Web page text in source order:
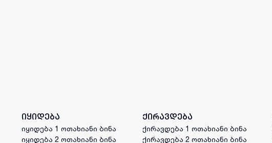
იყიდება
იყიდება 1 ოთახიანი ბინა
იყიდება 2 ოთახიანი ბინა
ქირავდება
ქირავდება 1 ოთახიანი ბინა
ქირავდება 2 ოთახიანი ბინა